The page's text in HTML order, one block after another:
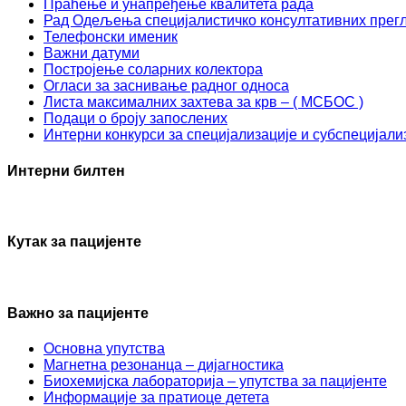
Праћење и унапређење квалитета рада
Рад Одељења специјалистичко консултативних
Телефонски именик
Важни датуми
Постројење соларних колектора
Огласи за заснивање радног односа
Листа максималних захтева за крв – ( МСБОС )
Подаци о броју запослених
Интерни конкурси за специјализације и
Интерни билтен
Кутак за пацијенте
Важно за пацијенте
Основна упутства
Mагнетна резонанца – дијагностика
Биохемијска лабораторија – упутства за пацијенте
Информације за пратиоце детета